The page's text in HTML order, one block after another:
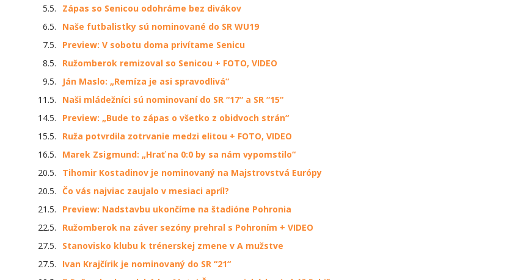
5.5.
Zápas so Senicou odohráme bez divákov
6.5.
Naše futbalistky sú nominované do SR WU19
7.5.
Preview: V sobotu doma privítame Senicu
8.5.
Ružomberok remizoval so Senicou + FOTO, VIDEO
9.5.
Ján Maslo: „Remíza je asi spravodlivá“
11.5.
Naši mládežníci sú nominovaní do SR “17“ a SR “15“
14.5.
Preview: „Bude to zápas o všetko z obidvoch strán“
15.5.
Ruža potvrdila zotrvanie medzi elitou + FOTO, VIDEO
16.5.
Marek Zsigmund: „Hrať na 0:0 by sa nám vypomstilo“
20.5.
Tihomir Kostadinov je nominovaný na Majstrovstvá Európy
20.5. Čo vás najviac zaujalo v mesiaci apríl?
21.5.
Preview: Nadstavbu ukončíme na štadióne Pohronia
22.5.
Ružomberok na záver sezóny prehral s Pohroním + VIDEO
27.5.
Stanovisko klubu k trénerskej zmene v A mužstve
27.5.
Ivan Krajčírik je nominovaný do SR “21“